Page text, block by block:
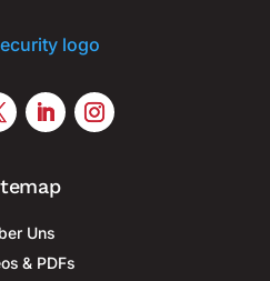
Uns
& PDFs